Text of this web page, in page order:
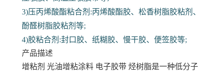
3)压丙烯酸酯粘合剂:丙烯酸酯胶、松香树脂胶粘剂、
酚醛树脂胶粘剂等;
4)胶粘合剂:封口胶、纸糊胶、慢干胶、便签胶等;
产品描述
增粘剂 光油增粘涂料 电子胶带 烃树脂是一种低分子